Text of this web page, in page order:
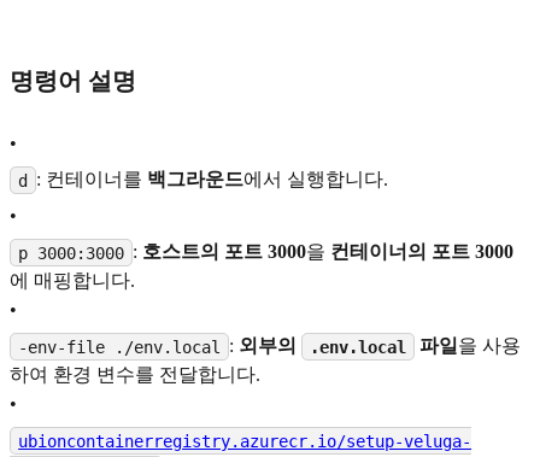
명령어 설명
•
d : 컨테이너를 백그라운드에서 실행합니다.
•
p 3000:3000 : 호스트의 포트 3000을 컨테이너의 포트 3000
에 매핑합니다.
•
-env-file ./env.local : 외부의 .env.local 파일을 사용
하여 환경 변수를 전달합니다.
•
ubioncontainerregistry.azurecr.io/setup-veluga-